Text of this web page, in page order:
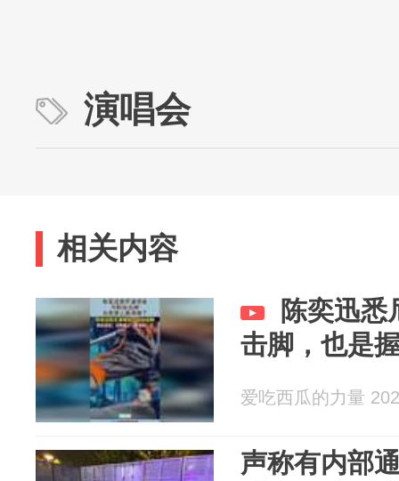
演唱会
相关内容
陈奕迅悉
击脚，也是
爱吃西瓜的力量
声称有内部